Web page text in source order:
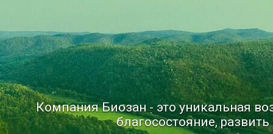
Компания Биозан - это уникальная
благосостояние,